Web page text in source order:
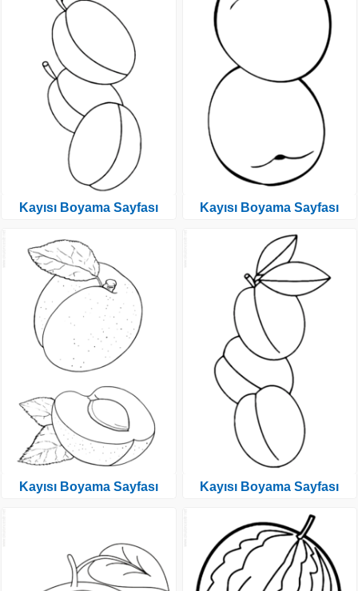
Kayısı Boyama Sayfası
Kayısı Boyama Sayfası
Kayısı Boyama Sayfası
Kayısı Boyama Sayfası